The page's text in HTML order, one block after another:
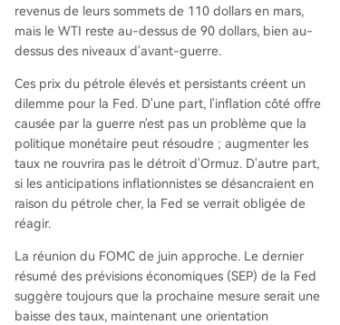
revenus de leurs sommets de 110 dollars en mars,
mais le WTI reste au-dessus de 90 dollars, bien au-
dessus des niveaux d'avant-guerre.
Ces prix du pétrole élevés et persistants créent un
dilemme pour la Fed. D'une part, l'inflation côté offre
causée par la guerre n'est pas un problème que la
politique monétaire peut résoudre ; augmenter les
taux ne rouvrira pas le détroit d'Ormuz. D'autre part,
si les anticipations inflationnistes se désancraient en
raison du pétrole cher, la Fed se verrait obligée de
réagir.
La réunion du FOMC de juin approche. Le dernier
résumé des prévisions économiques (SEP) de la Fed
suggère toujours que la prochaine mesure serait une
baisse des taux, maintenant une orientation